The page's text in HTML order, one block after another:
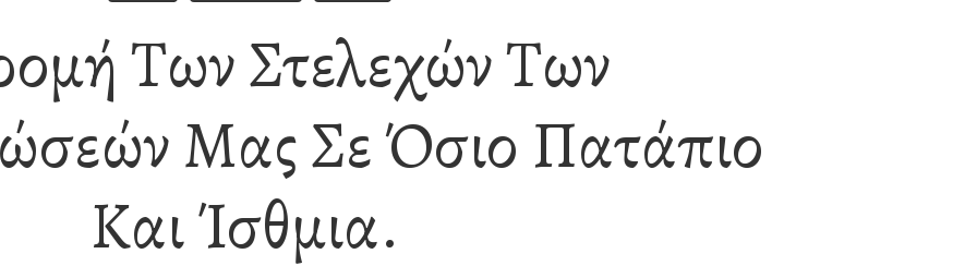
Των Στελεχών Των
Μας Σε Όσιο Πατάπιο
Και Ίσθμια.